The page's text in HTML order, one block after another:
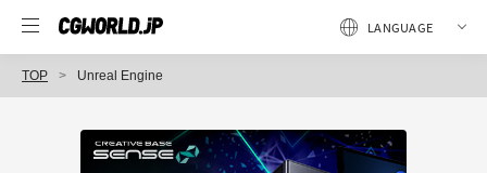
TOP Unreal Engine